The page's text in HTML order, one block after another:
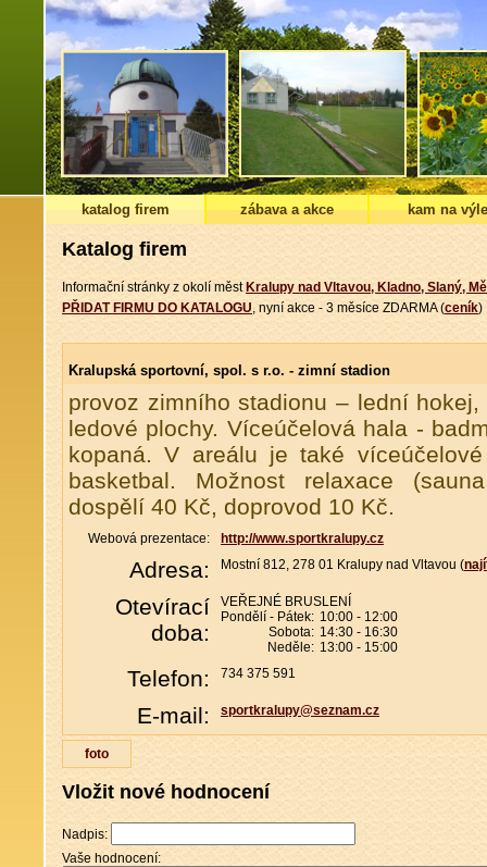
katalog firem zábava a akce kam na
Katalog firem
Informační stránky z okolí měst Kralupy nad Vltavou, Kladno, Slaný,
PŘIDAT FIRMU DO KATALOGU, nyní akce - 3 měsíce ZDARMA (ceník)
Kralupská sportovní, spol. s r.o. - zimní stadion
provoz zimního stadionu – lední
ledové plochy. Víceúčelová hala -
kopaná. V areálu je také
basketbal. Možnost relaxace
dospělí 40 Kč, doprovod 10 Kč.
Webová prezentace: http://www.sportkralupy.cz
Adresa: Mostní 812, 278 01 Kralupy nad Vltavou (
Otevírací
doba:
VEŘEJNÉ BRUSLENÍ
Pondělí - Pátek: 10:00 - 12:00
Sobota: 14:30 - 16:30
Neděle: 13:00 - 15:00
Telefon: 734 375 591
E-mail: sportkralupy@seznam.cz
foto
Vložit nové hodnocení
Nadpis:
Vaše hodnocení: